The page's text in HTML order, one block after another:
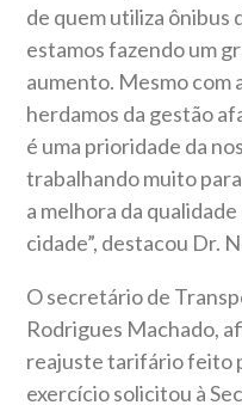
de quem utiliza ônibus
estamos fazendo um
aumento. Mesmo com
herdamos da gestão
é uma prioridade da
trabalhando muito
a melhora da
cidade”, destacou Dr.
O secretário de
Rodrigues Machado,
reajuste tarifário feito
exercício solicitou à